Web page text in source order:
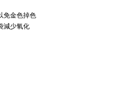
免金色掉色
減少氧化